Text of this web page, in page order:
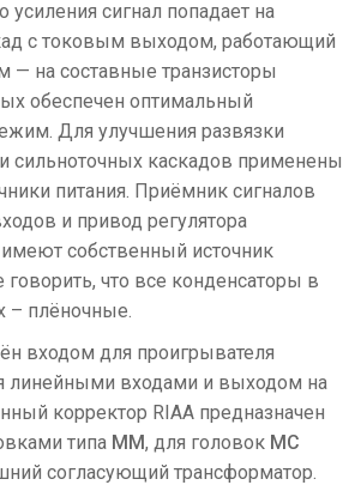
усиления сигнал попадает на
с токовым выходом, работающий
— на составные транзисторы
обеспечен оптимальный
Для улучшения развязки
сильноточных каскадов применены
питания. Приёмник сигналов
и привод регулятора
собственный источник
что все конденсаторы в
– плёночные.
входом для проигрывателя
линейными входами и выходом на
корректор RIAA предназначен
типа ММ, для головок MC
согласующий трансформатор.